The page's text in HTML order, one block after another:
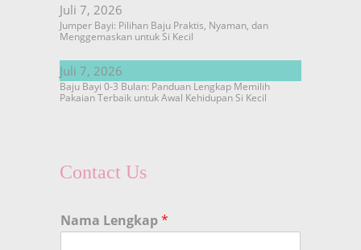
Juli 7, 2026
Jumper Bayi: Pilihan Baju Praktis, Nyaman, dan
Menggemaskan untuk Si Kecil
Juli 7, 2026
Baju Bayi 0-3 Bulan: Panduan Lengkap Memilih
Pakaian Terbaik untuk Awal Kehidupan Si Kecil
Contact Us
Nama Lengkap*